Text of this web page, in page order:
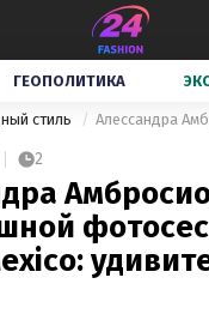
ГЕОПОЛИТИКА
стиль
2